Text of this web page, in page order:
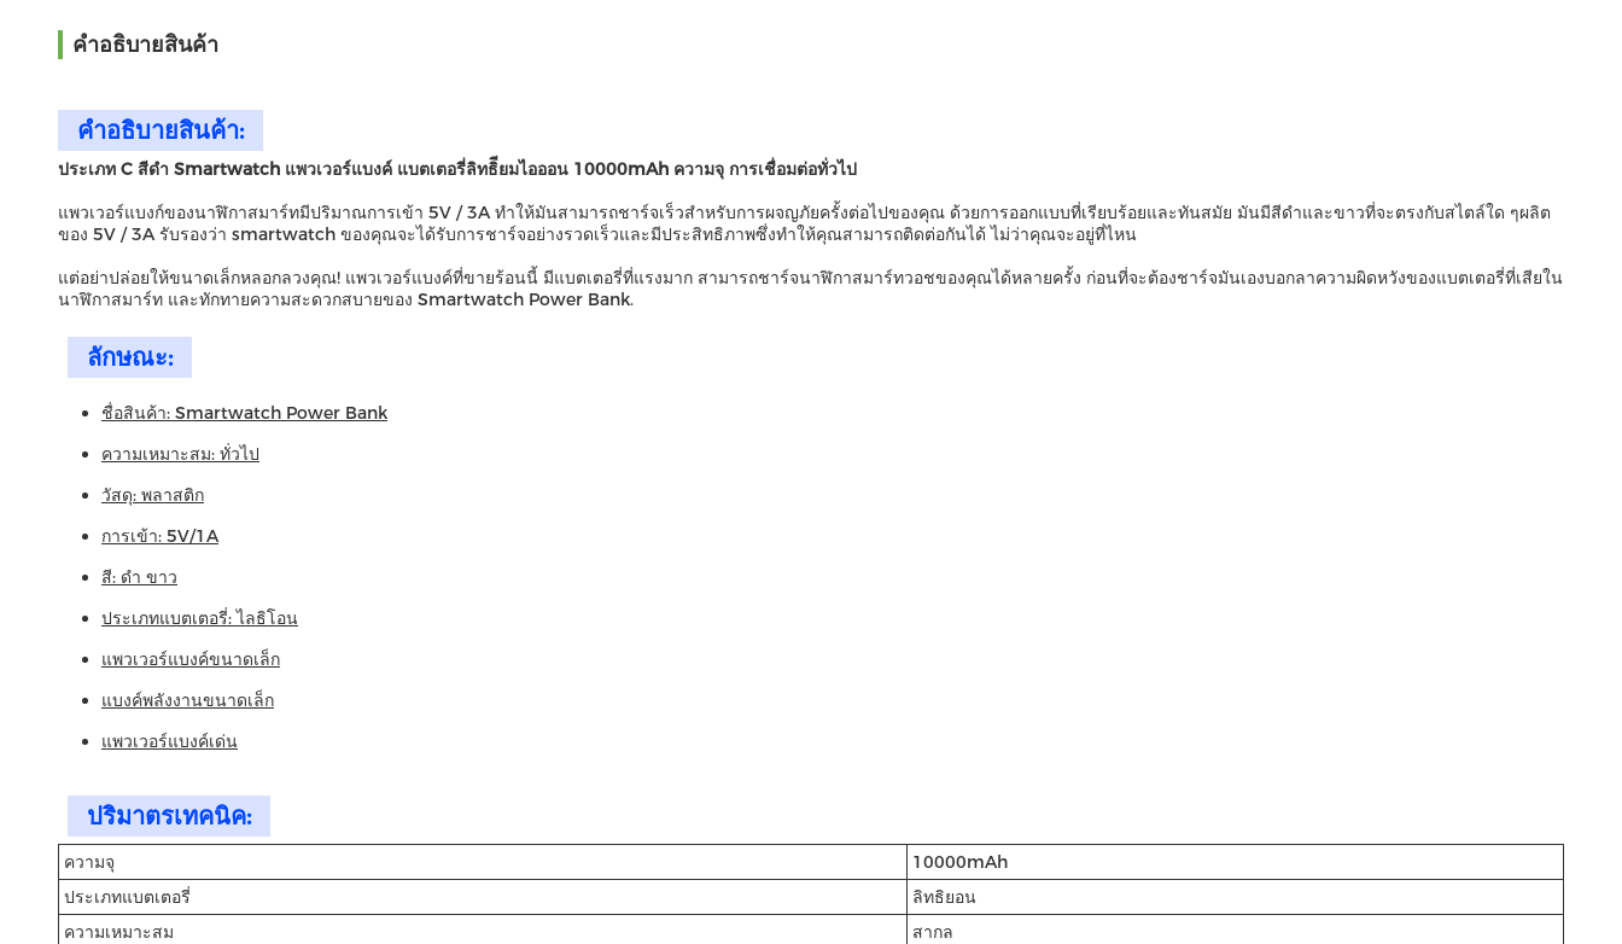
คําอธิบายสินค้า
คําอธิบายสินค้า:
ประเภท C สีดํา Smartwatch แพวเวอร์แบงค์ แบตเตอรี่ลิทธิียมไอออน 10000mAh ความจุ การเชื่อมต่อทั่วไป
แพวเวอร์แบงก์ของนาฬิกาสมาร์ทมีปริมาณการเข้า 5V / 3A ทําให้มันสามารถชาร์จเร็วสําหรับการผจญภัยครั้งต่อไปของคุณ ด้วยการออกแบบที่เรียบร้อยและทันสมัย มันมีสีดําและขาวที่จะตรงกับสไตล์ใด ๆผลิต
ของ 5V / 3A รับรองว่า smartwatch ของคุณจะได้รับการชาร์จอย่างรวดเร็วและมีประสิทธิภาพซึ่งทําให้คุณสามารถติดต่อกันได้ ไม่ว่าคุณจะอยู่ที่ไหน
แต่อย่าปล่อยให้ขนาดเล็กหลอกลวงคุณ! แพวเวอร์แบงค์ที่ขายร้อนนี้ มีแบตเตอรี่ที่แรงมาก สามารถชาร์จนาฬิกาสมาร์ทวอชของคุณได้หลายครั้ง ก่อนที่จะต้องชาร์จมันเองบอกลาความผิดหวังของแบตเตอรี่ที่เสียใน
นาฬิกาสมาร์ท และทักทายความสะดวกสบายของ Smartwatch Power Bank.
ลักษณะ:
ชื่อสินค้า: Smartwatch Power Bank
ความเหมาะสม: ทั่วไป
วัสดุ: พลาสติก
การเข้า: 5V/1A
สี: ดํา ขาว
ประเภทแบตเตอรี่: ไลธิโอน
แพวเวอร์แบงค์ขนาดเล็ก
แบงค์พลังงานขนาดเล็ก
แพวเวอร์แบงค์เด่น
ปริมาตรเทคนิค:
ความจุ
10000mAh
ประเภทแบตเตอรี่
ลิทธิยอน
ความเหมาะสม
สากล